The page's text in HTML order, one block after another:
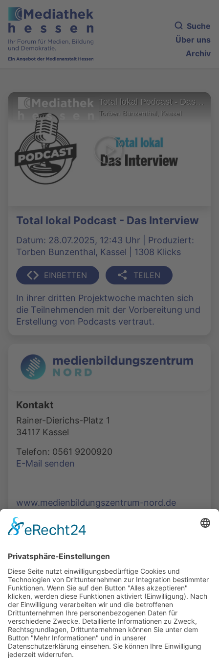
Suche
Über uns
Archiv
Total lokal Podcast - Das Interview
Torben Bunzenthal, Kassel
Total lokal Podcast - Das Interview
Datum: 28.07.2025, 12:43 Uhr | Produziert:
Torben Bunzenthal, Kassel | 1308 Klicks
EINBETTEN TEILEN
In ihrer dritten Projektwoche machten sich
die Teilnehmenden mit der Vorbereitung und
Erstellung von Podcasts vertraut.
Kontakt
Rainer-Dierichs-Platz 1
34117 Kassel
Telefon: 0561 9200920
E-Mail senden
www.medienbildungszentrum-nord.de
Podcasts, Themen und Informationen.
Entdecken Sie unser Forum für Medien, Bildung
und Demokratie - jederzeit und überall
verfügbar.
Mehr erfahren